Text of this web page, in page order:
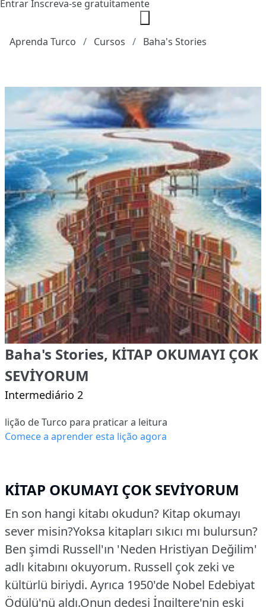
EntrarInscreva-se gratuitamente
Aprenda Turco Cursos Baha's Stories
Baha's Stories, KİTAP OKUMAYI ÇOK
SEVİYORUM
Intermediário 2
lição de Turco para praticar a leitura
Comece a aprender esta lição agora
KİTAP OKUMAYI ÇOK SEVİYORUM
En son hangi kitabı okudun? Kitap okumayı
sever misin?Yoksa kitapları sıkıcı mı bulursun?
Ben şimdi Russell'ın 'Neden Hristiyan Değilim'
adlı kitabını okuyorum. Russell çok zeki ve
kültürlü biriydi. Ayrıca 1950'de Nobel Edebiyat
Ödülü'nü aldı.Onun dedesi İngiltere'nin eski